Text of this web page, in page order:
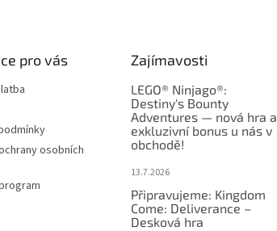
pro vás
osobních
Zajímavosti
LEGO® Ninjago®:
Destiny's Bounty
Adventures — nová hra a
exkluzivní bonus u nás v
obchodě!
13.7.2026
Připravujeme: Kingdom
Come: Deliverance –
Desková hra